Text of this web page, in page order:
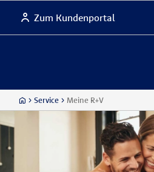
Zum Kundenportal
Service Meine R+V